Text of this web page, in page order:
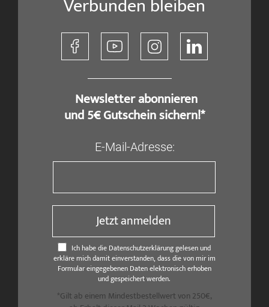
​ Newsletter abonnieren
und 5€ Gutschein sichern!*
E-Mail-Adresse:
Jetzt anmelden
Ich habe die Datenschutzerklärung gelesen und
erkläre mich damit einverstanden, dass die von mir im
Formular eingegebenen Daten elektronisch erhoben
und gespeichert werden.
*Gilt ab einem Mindestbestellwert von 250€,